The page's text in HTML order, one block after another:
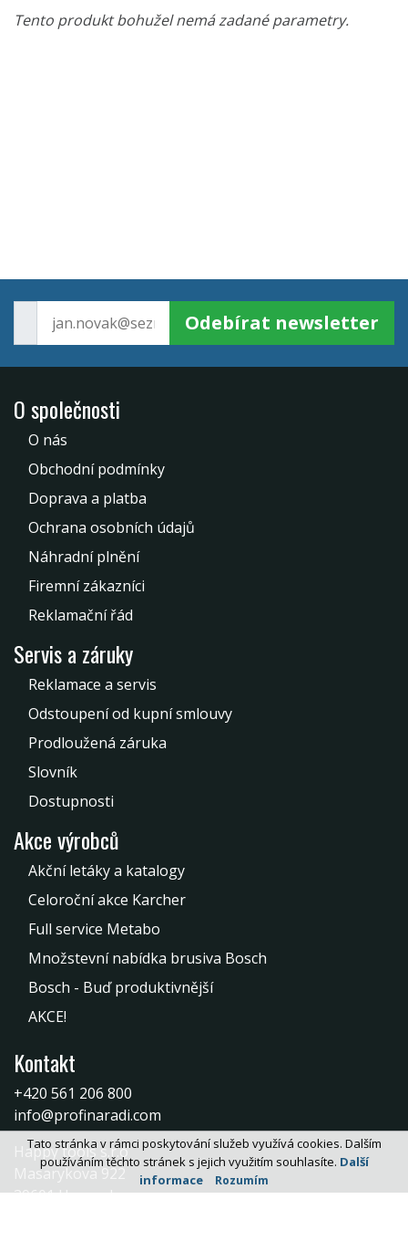
Tento produkt bohužel nemá zadané parametry.
Odebírat newsletter
O společnosti
O nás
Obchodní podmínky
Doprava a platba
Ochrana osobních údajů
Náhradní plnění
Firemní zákazníci
Reklamační řád
Servis a záruky
Reklamace a servis
Odstoupení od kupní smlouvy
Prodloužená záruka
Slovník
Dostupnosti
Akce výrobců
Akční letáky a katalogy
Celoroční akce Karcher
Full service Metabo
Množstevní nabídka brusiva Bosch
Bosch - Buď produktivnější
AKCE!
Kontakt
+420 561 206 800
info@profinaradi.com
Happy tools s.r.o
Masarykova 922
39601 Humpolec
Tato stránka v rámci poskytování služeb využívá cookies. Dalším
používáním těchto stránek s jejich využitím souhlasíte. Další
informace
Rozumím